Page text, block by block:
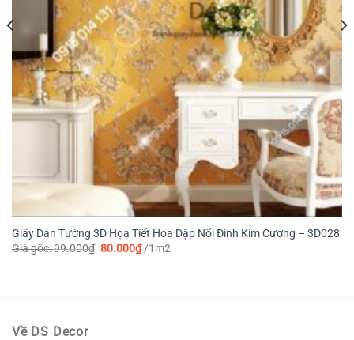
Giấy Dán Tường 3D Họa Tiết Hoa Dập Nổi Đính Kim Cương – 3D028
Giá gốc:99.000₫ Giá
80.000₫Giá
hiện
/1m2
Về DS Decor